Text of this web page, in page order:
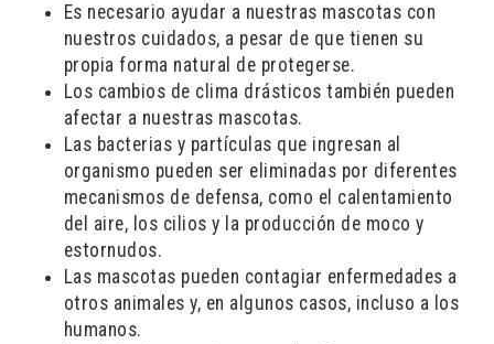
Es necesario ayudar a nuestras mascotas con
nuestros cuidados, a pesar de que tienen su
propia forma natural de protegerse.
Los cambios de clima drásticos también pueden
afectar a nuestras mascotas.
Las bacterias y partículas que ingresan al
organismo pueden ser eliminadas por diferentes
mecanismos de defensa, como el calentamiento
del aire, los cilios y la producción de moco y
estornudos.
Las mascotas pueden contagiar enfermedades a
otros animales y, en algunos casos, incluso a los
humanos.